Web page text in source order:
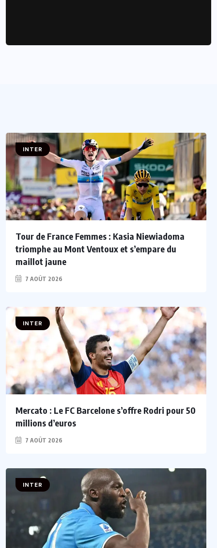
INTER
Tour de France Femmes : Kasia Niewiadoma
triomphe au Mont Ventoux et s’empare du
maillot jaune
7 AOÛT 2026
INTER
Mercato : Le FC Barcelone s’offre Rodri pour 50
millions d’euros
7 AOÛT 2026
INTER